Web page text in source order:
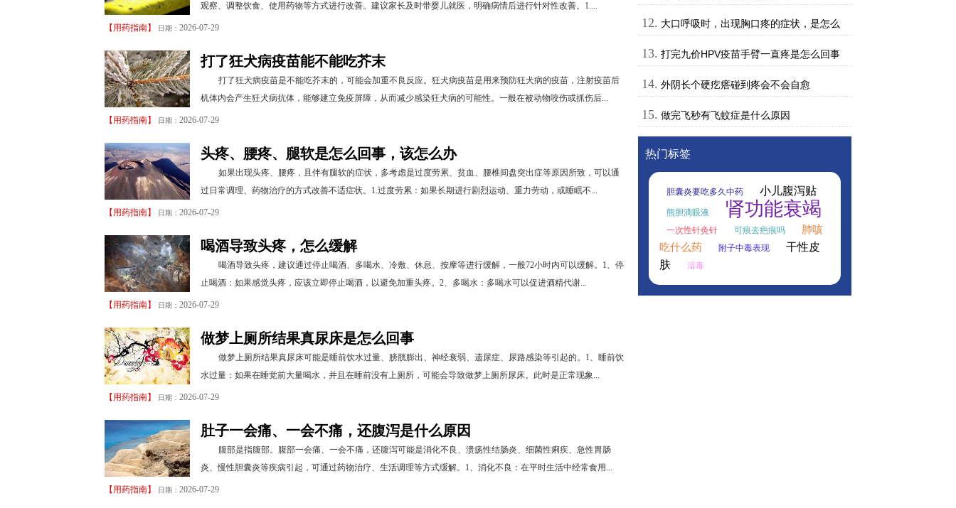
观察、调整饮食、使用药物等方式进行改善。建议家长及时带婴儿就医，明确病情后进行针对性改善。1....
【 用药指南】 日期： 2026-07-29
打了狂犬病疫苗能不能吃芥末
打了狂犬病疫苗是不能吃芥末的，可能会加重不良反应。狂犬病疫苗是用来预防狂犬病的疫苗，注射疫苗后
机体内会产生狂犬病抗体，能够建立免疫屏障，从而减少感染狂犬病的可能性。一般在被动物咬伤或抓伤后...
【 用药指南】 日期： 2026-07-29
头疼、腰疼、腿软是怎么回事，该怎么办
如果出现头疼、腰疼，且伴有腿软的症状，多考虑是过度劳累、贫血、腰椎间盘突出症等原因所致，可以通
过日常调理、药物治疗的方式改善不适症状。1.过度劳累：如果长期进行剧烈运动、重力劳动，或睡眠不...
【 用药指南】 日期： 2026-07-29
喝酒导致头疼，怎么缓解
喝酒导致头疼，建议通过停止喝酒、多喝水、冷敷、休息、按摩等进行缓解，一般72小时内可以缓解。1、停
止喝酒：如果感觉头疼，应该立即停止喝酒，以避免加重头疼。2、多喝水：多喝水可以促进酒精代谢...
【 用药指南】 日期： 2026-07-29
做梦上厕所结果真尿床是怎么回事
做梦上厕所结果真尿床可能是睡前饮水过量、膀胱膨出、神经衰弱、遗尿症、尿路感染等引起的。1、睡前饮
水过量：如果在睡觉前大量喝水，并且在睡前没有上厕所，可能会导致做梦上厕所尿床。此时是正常现象...
【 用药指南】 日期： 2026-07-29
肚子一会痛、一会不痛，还腹泻是什么原因
腹部是指腹部。腹部一会痛、一会不痛，还腹泻可能是消化不良、溃疡性结肠炎、细菌性痢疾、急性胃肠
炎、慢性胆囊炎等疾病引起，可通过药物治疗、生活调理等方式缓解。1、消化不良：在平时生活中经常食用...
【 用药指南】 日期： 2026-07-29
12. 大口呼吸时，出现胸口疼的症状，是怎么
13. 打完九价HPV疫苗手臂一直疼是怎么回事
14. 外阴长个硬疙瘩碰到疼会不会自愈
15. 做完飞秒有飞蚊症是什么原因
热门标签
胆囊炎要吃多久中药 小儿腹泻贴
熊胆滴眼液 肾功能衰竭
一次性针灸针 可痕去疤痕吗
肺咳
吃什么药
附子中毒表现
干性皮
肤
湿毒